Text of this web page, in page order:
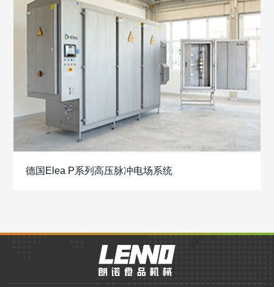
德国Elea P系列高压脉冲电场系统